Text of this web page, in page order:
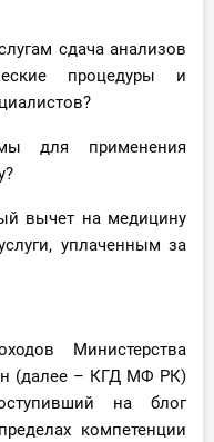
сдача анализов
процедуры и
для применения
вычет на медицину
уплаченным за
Министерства
(далее – КГД МФ РК)
на блог
компетенции